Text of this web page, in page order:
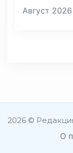
Август 2026
2026 ©
О